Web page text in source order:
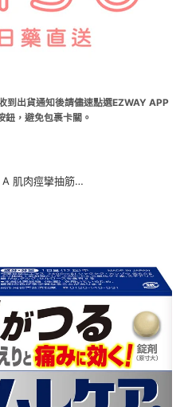
到出貨通知後請儘速點選EZWAY APP
鈕，避免包裹卡關。
小林製藥 comure care A 肌肉痙攣抽筋鎮痛藥【第2類醫薬品】